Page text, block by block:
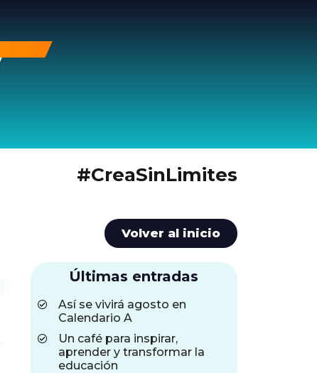
#CreaSinLimites
Volver al inicio
Últimas entradas
Así se vivirá agosto en
Calendario A
Un café para inspirar,
aprender y transformar la
educación